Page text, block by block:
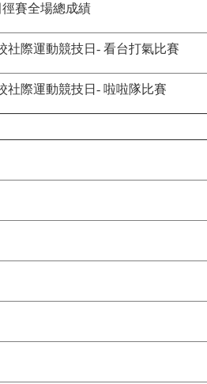
賽全場總成績
社際運動競技日- 看台打氣比賽
社際運動競技日- 啦啦隊比賽